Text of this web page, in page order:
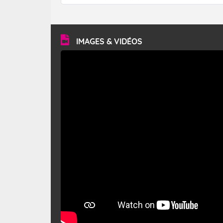
forêt. Mais qu'est-ce que le mistral ? Quelles sont ses
vitesse moyenne de 50 km/h et atteindre 80 à 100 km/h
en rafales, parfois davantage. Il parcourt la basse vallée
du Rhône et la Provence et envahit le littoral
méditerranéen à partir de la Camargue.
IMAGES & VIDÉOS